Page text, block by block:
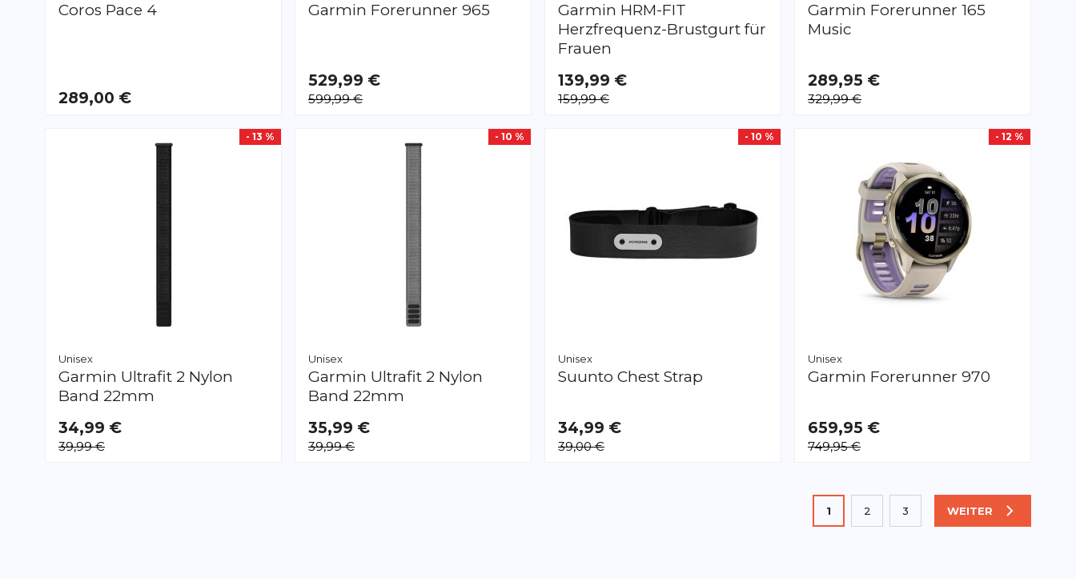
Coros Pace 4
289,00 €
Garmin Forerunner 965
529,99 €
599,99 €
Garmin HRM-FIT
Herzfrequenz-Brustgurt für
Frauen
139,99 €
159,99 €
Garmin Forerunner 165
Music
289,95 €
329,99 €
- 13 %
Unisex
Garmin Ultrafit 2 Nylon
Band 22mm
34,99 €
39,99 €
- 10 %
Unisex
Garmin Ultrafit 2 Nylon
Band 22mm
35,99 €
39,99 €
- 10 %
Unisex
Suunto Chest Strap
VERFÜGBAR
L
34,99 €
39,00 €
- 12 %
Unisex
Garmin Forerunner 970
659,95 €
749,95 €
Sie lesen gerade die Seite
1
Seite
2
Seite
3 SEITE
WEITER